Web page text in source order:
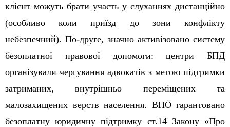
клієнт можуть брати участь у слуханнях дистанційно
(особливо коли приїзд до зони конфлікту
небезпечний). По-друге, значно активізовано систему
безоплатної правової допомоги: центри БПД
організували чергування адвокатів з метою підтримки
затриманих, внутрішньо переміщених та
малозахищених верств населення. ВПО гарантовано
безоплатну юридичну підтримку ст.14 Закону «Про